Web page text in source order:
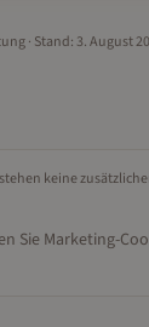
· Stand: 3. August
keine
Sie Marketing-